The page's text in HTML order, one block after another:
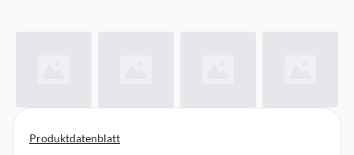
Produktdatenblatt